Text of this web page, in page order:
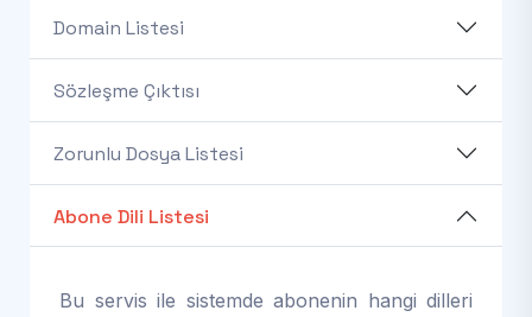
Domain Listesi
Sözleşme Çıktısı
Zorunlu Dosya Listesi
Abone Dili Listesi
Bu servis ile sistemde abonenin hangi dilleri